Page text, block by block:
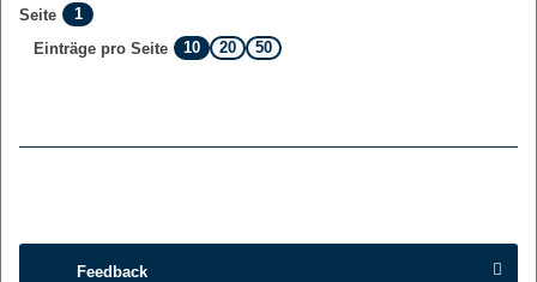
Seite
1
Einträge pro Seite
10 20 50
Feedback